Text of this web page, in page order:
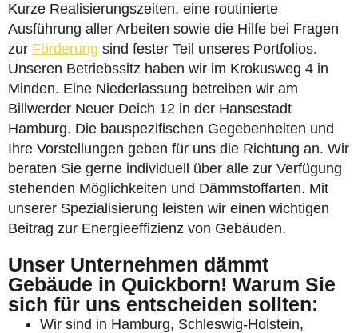
Kurze Realisierungszeiten, eine routinierte
Ausführung aller Arbeiten sowie die Hilfe bei Fragen
zur Förderung sind fester Teil unseres Portfolios.
Unseren Betriebssitz haben wir im Krokusweg 4 in
Minden. Eine Niederlassung betreiben wir am
Billwerder Neuer Deich 12 in der Hansestadt
Hamburg. Die bauspezifischen Gegebenheiten und
Ihre Vorstellungen geben für uns die Richtung an. Wir
beraten Sie gerne individuell über alle zur Verfügung
stehenden Möglichkeiten und Dämmstoffarten. Mit
unserer Spezialisierung leisten wir einen wichtigen
Beitrag zur Energieeffizienz von Gebäuden.
Unser Unternehmen dämmt
Gebäude in Quickborn! Warum Sie
sich für uns entscheiden sollten:
Wir sind in Hamburg, Schleswig-Holstein,